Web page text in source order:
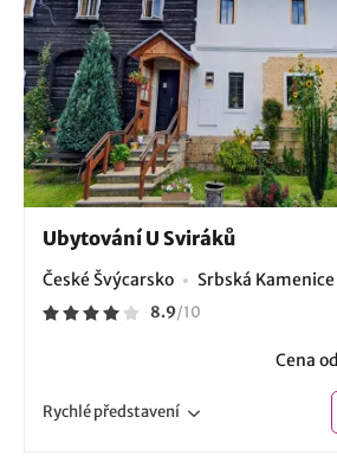
Ubytování U Sviráků
České Švýcarsko Srbská Kamenice
8.9/10
Cena od
Rychlépředstavení